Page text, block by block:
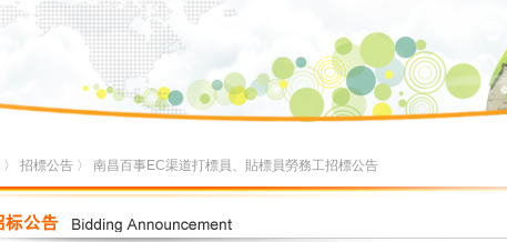
〉 招標公告 〉 南昌百事EC渠道打標員、貼標員勞務工招標公告